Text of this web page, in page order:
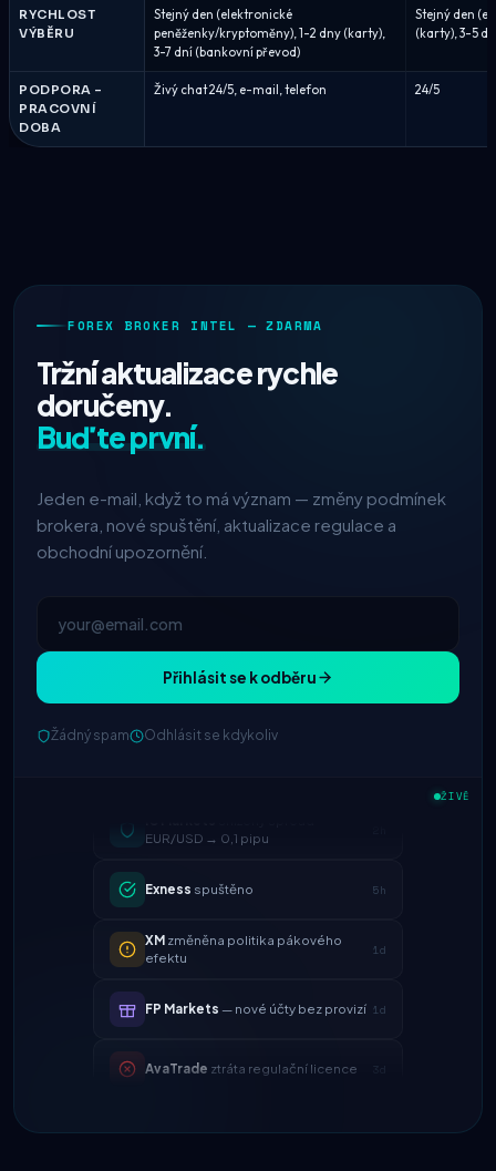
RYCHLOST
VÝBĚRU
Stejný den (elektronické
peněženky/kryptoměny), 1-2 dny (karty),
3-7 dní (bankovní převod)
Stejný den
(karty), 3-5
PODPORA –
PRACOVNÍ
DOBA
Živý chat 24/5, e-mail, telefon 24/5
FOREX BROKER INTEL — ZDARMA
Tržní aktualizace rychle
doručeny.
Buďte první.
Jeden e-mail, když to má význam — změny podmínek
brokera, nové spuštění, aktualizace regulace a
obchodní upozornění.
Přihlásit se k odběru
Žádný spam Odhlásit se kdykoliv
ŽIVĚ
efektu